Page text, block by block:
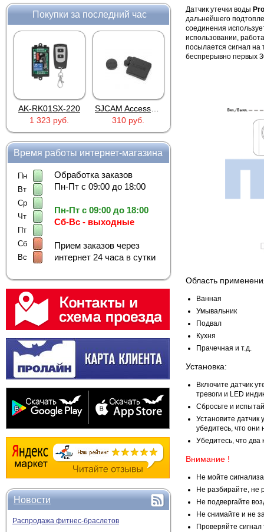
Покупки за последний час
AK-RK01SX-220
1 323 руб.
310 руб.
FG-100 для FINEVu
Время работы интернет-магазина
Пн
Вт
Ср
Чт
Пт
Сб
Вс
Обработка заказов
Пн-Пт с 09:00 до 18:00
Пн-Пт с 09:00 до 18:00
Сб-Вс - выходные
Прием заказов через
интернет 24 часа в сутки
Новости
Распродажа фитнес-браслетов
Датчик утечки воды
дальнейшего
соединения
использовании,
посылается сигнал
беспрерывно первых
Область
Ванная
Умывальник
Подвал
Кухня
Прачечная и т.д.
Установка:
Включите датчик
тревоги и LED
Сбросьте и
Установите датчик
убедитесь, что они
Убедитесь, что два
Внимание !
Не мойте
Не разбирайте, не
Не подвергайте
Не снимайте и не
Проверяйте